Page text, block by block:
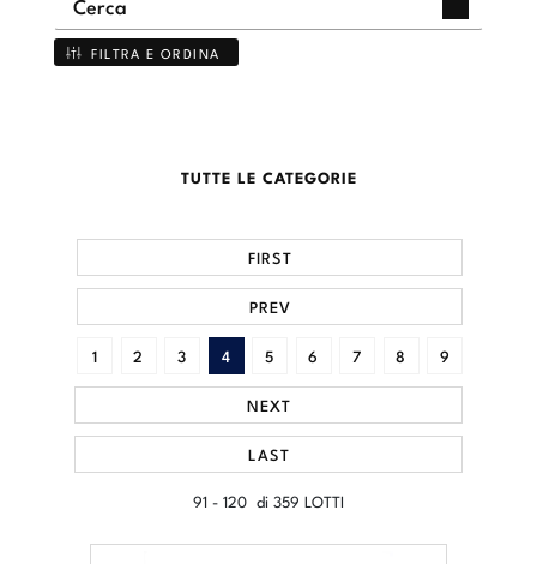
FILTRA E ORDINA
TUTTE LE CATEGORIE
91 - 120 di 359 LOTTI
FIRST
PREV
1 2 3 4 5 6 7 8 9
NEXT
LAST